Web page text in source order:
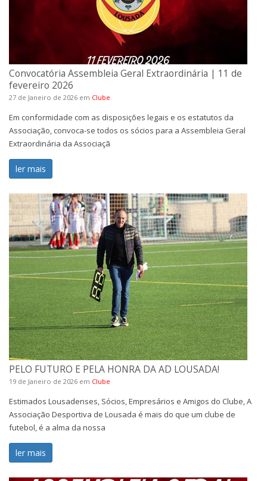
Convocatória Assembleia Geral Extraordinária | 11 de
fevereiro 2026
27 de Janeiro de 2026 em Clube
Em conformidade com as disposições legais e os estatutos da
Associação, convoca-se todos os sócios para a Assembleia Geral
Extraordinária da Associaçã
ler mais
PELO FUTURO E PELA HONRA DA AD LOUSADA!
19 de Janeiro de 2026 em Clube
Estimados Lousadenses, Sócios, Empresários e Amigos do Clube, A
Associação Desportiva de Lousada é mais do que um clube de
futebol, é a alma da nossa
ler mais